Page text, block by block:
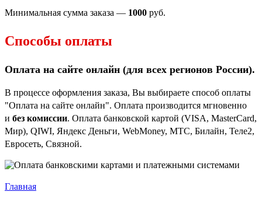
Минимальная сумма заказа — 1000 руб.
Способы оплаты
Оплата на сайте онлайн (для всех регионов России).
В процессе оформления заказа, Вы выбираете способ оплаты
"Оплата на сайте онлайн". Оплата производится мгновенно
и без комиссии. Оплата банковской картой (VISA, MasterCard,
Мир), QIWI, Яндекс Деньги, WebMoney, МТС, Билайн, Теле2,
Евросеть, Связной.
Главная